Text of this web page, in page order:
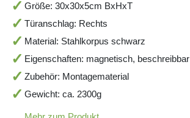
Größe: 30x30x5cm BxHxT
Türanschlag: Rechts
Material: Stahlkorpus schwarz
Eigenschaften: magnetisch, beschreibbar
Zubehör: Montagematerial
Gewicht: ca. 2300g